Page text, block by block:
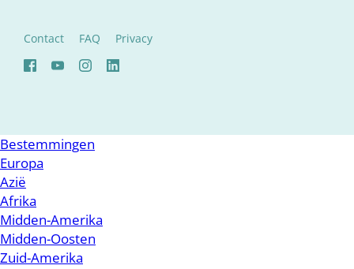
Contact FAQ Privacy
Bestemmingen
Europa
Azië
Afrika
Midden-Amerika
Midden-Oosten
Zuid-Amerika